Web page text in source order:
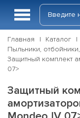
Главная Каталог
Пыльники,
Защитный комплект
07>
Защитный